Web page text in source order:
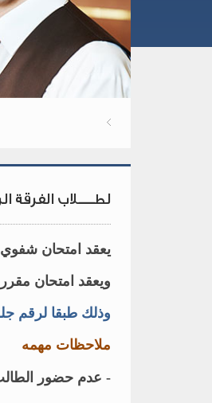
لطــــلاب
يعقد امتحان شفوي
ويعقد امتحان مقرر ارشاد سياحى تطبيقى 5
وذلك طبقا لرقم
ملاحظات مهمه
- عدم حضور